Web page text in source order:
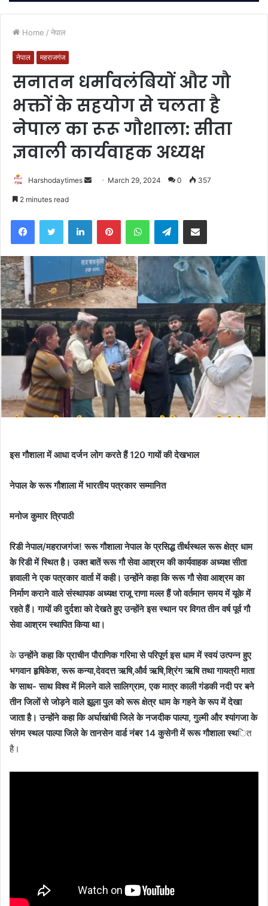
Home / नेपाल
नेपाल महराजगंज
सनातन धर्मावलंबियों और गौ
भक्तों के सहयोग से चलता है
नेपाल का रूरू गौशाला: सीता
ज्ञवाली कार्यवाहक अध्यक्ष
Harshodaytimes
Send March 29, 2024 0 357
2 minutes read
FacebookTwitter LinkedInPinterestWhatsAppTelegramShare via Email
इस गौशाला में आधा दर्जन लोग करते हैं 120 गायों की देखभाल
नेपाल के रूरू गौशाला में भारतीय पत्रकार सम्मानित
मनोज कुमार त्रिपाठी
रिडी नेपाल/महराजगंज! रूरू गौशाला नेपाल के प्रसिद्ध तीर्थस्थल रूरू क्षेत्र धाम
के रिडी में स्थित है। उक्त बातें रूरू गौ सेवा आश्रम की कार्यवाहक अध्यक्ष सीता
ज्ञवाली ने एक पत्रकार वार्ता में कही। उन्होंने कहा कि रूरू गौ सेवा आश्रम का
निर्माण कराने वाले संस्थापक अध्यक्ष राजू राणा मल्ल हैं जो वर्तमान समय में यूके में
रहते हैं। गायों की दुर्दशा को देखते हुए उन्होंने इस स्थान पर विगत तीन वर्ष पूर्व गौ
सेवा आश्रम स्थापित किया था।
केउन्होंने कहा कि प्राचीन पौराणिक गरिमा से परिपूर्ण इस धाम में स्वयं उत्पन्न हुए
भगवान हृषिकेश, रूरू कन्या,देवदत्त ऋषि,और्व ऋषि,श्रिंग ऋषि तथा गायत्री माता
के साथ- साथ विश्व में मिलने वाले सालिग्राम, एक मात्र काली गंडकी नदी पर बने
तीन जिलों से जोड़ने वाले झूला पुल को रूरू क्षेत्र धाम के गहने के रूप में देखा
जाता है। उन्होंने कहा कि अर्घाखांची जिले के नजदीक पाल्पा, गुल्मी और श्यांगजा के
संगम स्थल पाल्पा जिले के तानसेन वार्ड नंबर 14 कुसेनी में रूरू गौशाला स्थित
है।